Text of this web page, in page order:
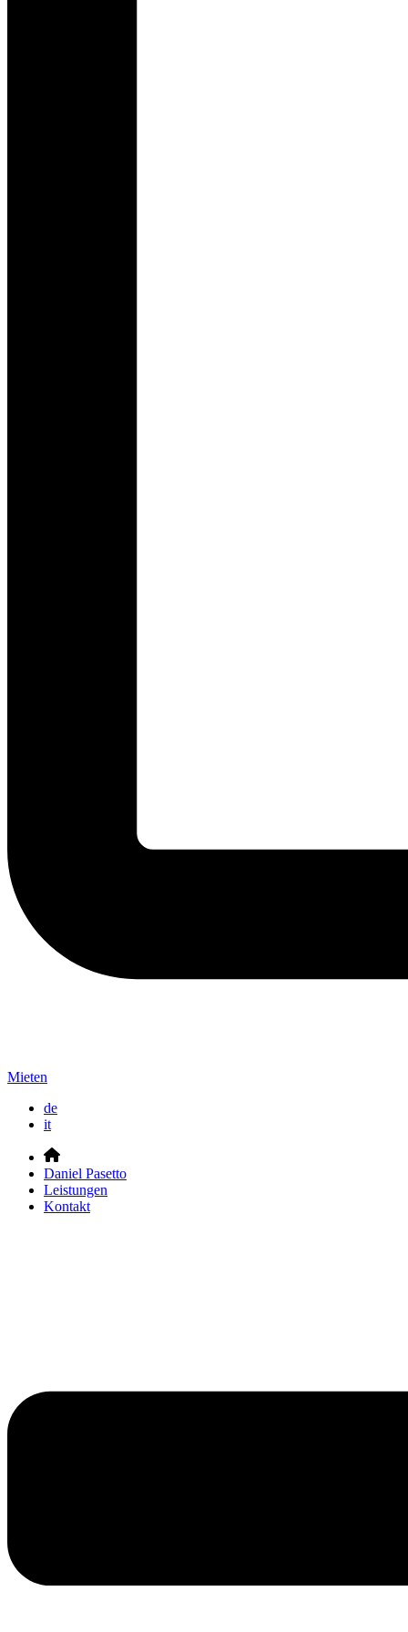
Mieten
de
it
Daniel Pasetto
Leistungen
Kontakt